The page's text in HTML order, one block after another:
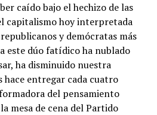
caído bajo el hechizo de las
capitalismo hoy interpretada
y demócratas más
este dúo fatídico ha nublado
ha disminuido nuestra
entregar cada cuatro
del pensamiento
mesa de cena del Partido